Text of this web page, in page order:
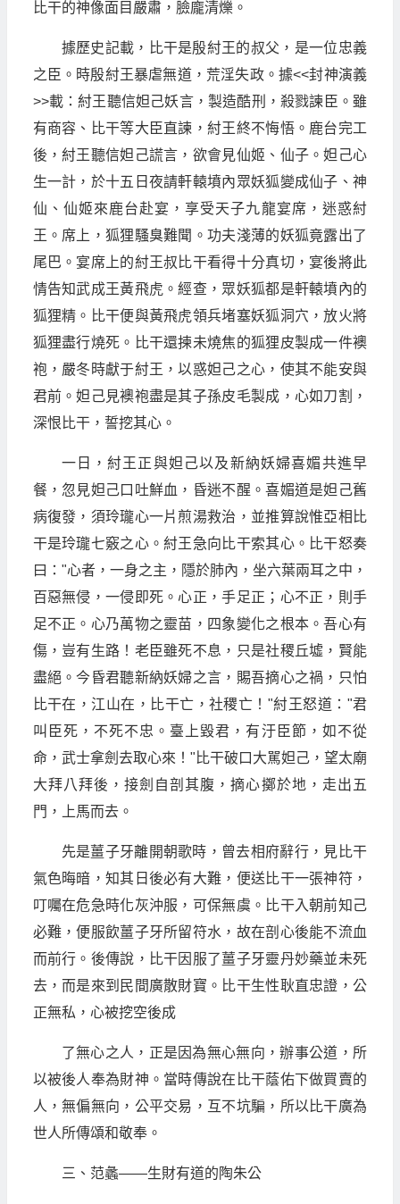
比干的神像面目嚴肅，臉龐清爍。
據歷史記載，比干是殷紂王的叔父，是一位忠義
之臣。時殷紂王暴虐無道，荒淫失政。據<<封神演義
>>載：紂王聽信妲己妖言，製造酷刑，殺戮諫臣。雖
有商容、比干等大臣直諫，紂王終不悔悟。鹿台完工
後，紂王聽信妲己謊言，欲會見仙姬、仙子。妲己心
生一計，於十五日夜請軒轅墳內眾妖狐變成仙子、神
仙、仙姬來鹿台赴宴，享受天子九龍宴席，迷惑紂
王。席上，狐狸騷臭難聞。功夫淺薄的妖狐竟露出了
尾巴。宴席上的紂王叔比干看得十分真切，宴後將此
情告知武成王黃飛虎。經查，眾妖狐都是軒轅墳內的
狐狸精。比干便與黃飛虎領兵堵塞妖狐洞穴，放火將
狐狸盡行燒死。比干還揀未燒焦的狐狸皮製成一件襖
袍，嚴冬時獻于紂王，以惑妲己之心，使其不能安與
君前。妲己見襖袍盡是其子孫皮毛製成，心如刀割，
深恨比干，誓挖其心。
一日，紂王正與妲己以及新納妖婦喜媚共進早
餐，忽見妲己口吐鮮血，昏迷不醒。喜媚道是妲己舊
病復發，須玲瓏心一片煎湯救治，並推算說惟亞相比
干是玲瓏七竅之心。紂王急向比干索其心。比干怒奏
曰："心者，一身之主，隱於肺內，坐六葉兩耳之中，
百惡無侵，一侵即死。心正，手足正；心不正，則手
足不正。心乃萬物之靈苗，四象變化之根本。吾心有
傷，豈有生路！老臣雖死不息，只是社稷丘墟，賢能
盡絕。今昏君聽新納妖婦之言，賜吾摘心之禍，只怕
比干在，江山在，比干亡，社稷亡！"紂王怒道："君
叫臣死，不死不忠。臺上毀君，有汙臣節，如不從
命，武士拿劍去取心來！"比干破口大駡妲己，望太廟
大拜八拜後，接劍自剖其腹，摘心擲於地，走出五
門，上馬而去。
先是薑子牙離開朝歌時，曾去相府辭行，見比干
氣色晦暗，知其日後必有大難，便送比干一張神符，
叮囑在危急時化灰沖服，可保無虞。比干入朝前知己
必難，便服飲薑子牙所留符水，故在剖心後能不流血
而前行。後傳說，比干因服了薑子牙靈丹妙藥並未死
去，而是來到民間廣散財寶。比干生性耿直忠證，公
正無私，心被挖空後成
了無心之人，正是因為無心無向，辦事公道，所
以被後人奉為財神。當時傳說在比干蔭佑下做買賣的
人，無偏無向，公平交易，互不坑騙，所以比干廣為
世人所傳頌和敬奉。
三、范蠡——生財有道的陶朱公